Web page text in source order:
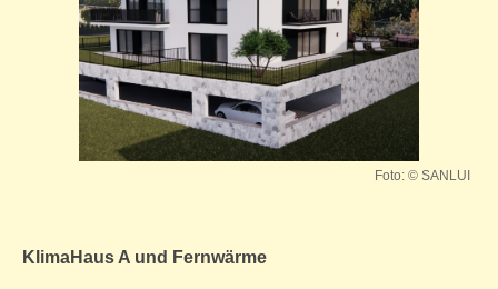
Foto: © SANLUI
KlimaHaus A und Fernwärme